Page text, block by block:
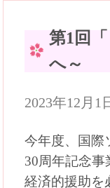
第1回
へ～
2023年12月
今年度、国際
30周年記念事
経済的援助を